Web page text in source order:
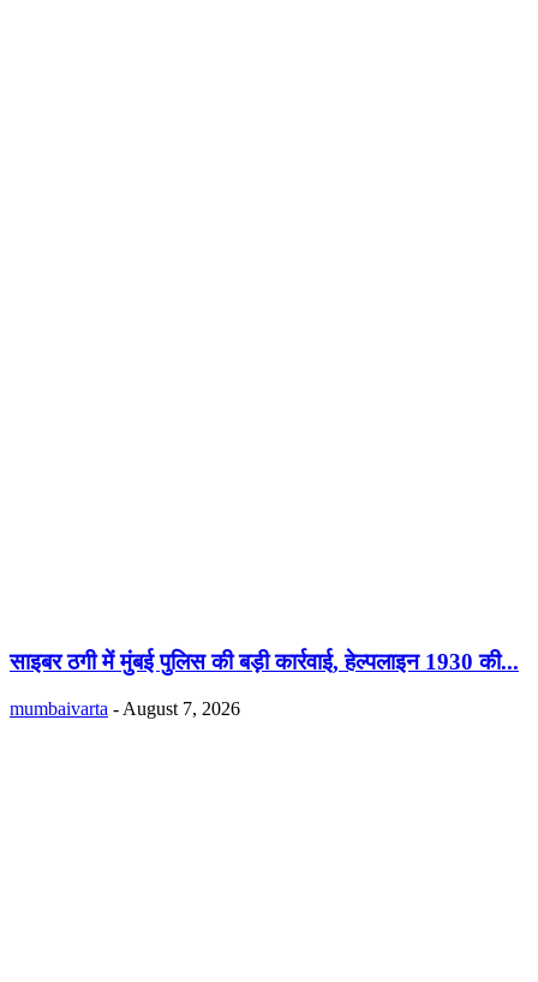
साइबर ठगी में मुंबई पुलिस की बड़ी कार्रवाई, हेल्पलाइन 1930 की...
mumbaivarta - August 7, 2026